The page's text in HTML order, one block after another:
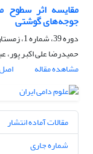
مقایسه اثر سطوح
جوجه‌های گوشتی
دوره 39، شماره 1، زمستان 1387
حمیدرضا علی اکبر
مشاهده مقاله
مقالات آماده انتشار
شماره جاری